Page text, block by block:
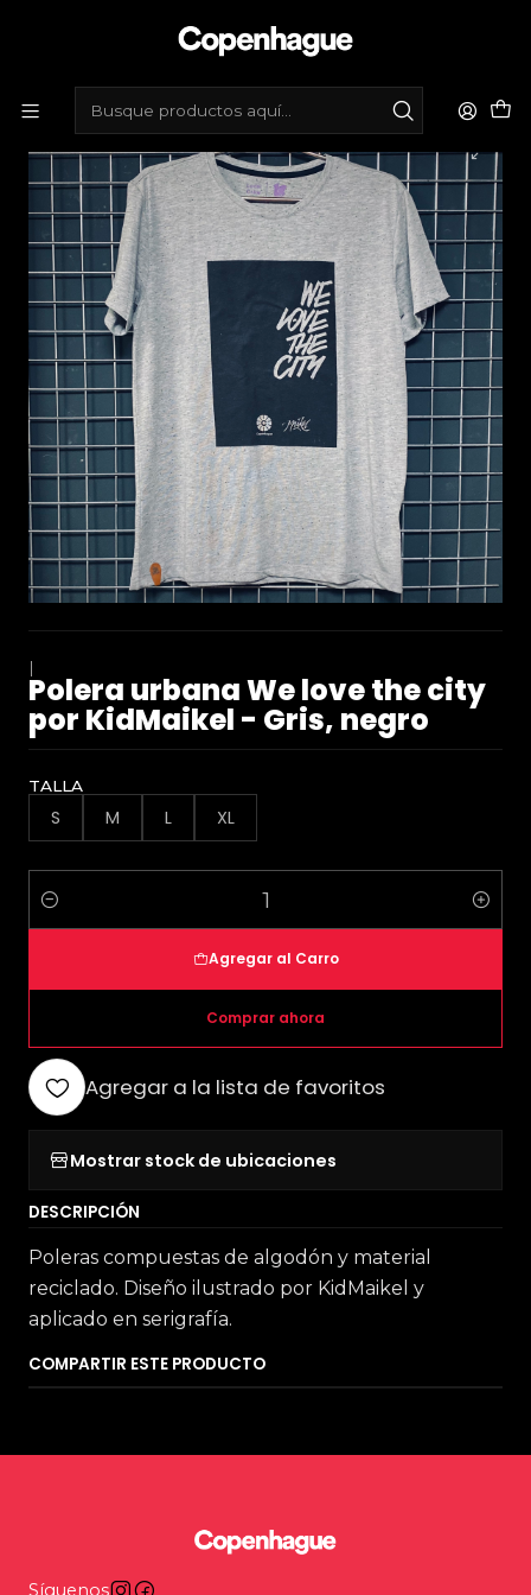
Tienda de bicicletas
Polera urbana We love the city por KidMaikel - Gris,
negro
|
Polera urbana We love the city
por KidMaikel - Gris, negro
TALLA
S M L XL
Cantidad
Agregar al Carro
Comprar ahora
Agregar a la lista de favoritos
Mostrar stock de ubicaciones
DESCRIPCIÓN
Poleras compuestas de algodón y material
reciclado. Diseño ilustrado por KidMaikel y
aplicado en serigrafía.
COMPARTIR ESTE PRODUCTO
Síguenos